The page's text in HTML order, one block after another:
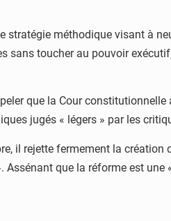
stratégie méthodique visant à
sans toucher au pouvoir
que la Cour constitutionnelle
jugés « légers » par les
il rejette fermement la création
que la réforme est une